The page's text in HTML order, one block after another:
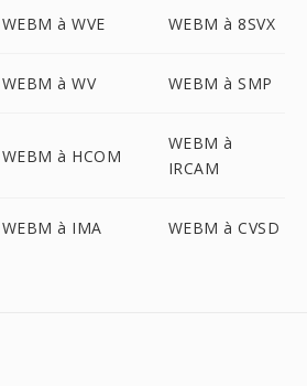
WEBM à WVE WEBM à 8SVX
WEBM à WV WEBM à SMP
WEBM à HCOM
WEBM à
IRCAM
WEBM à IMA WEBM à CVSD